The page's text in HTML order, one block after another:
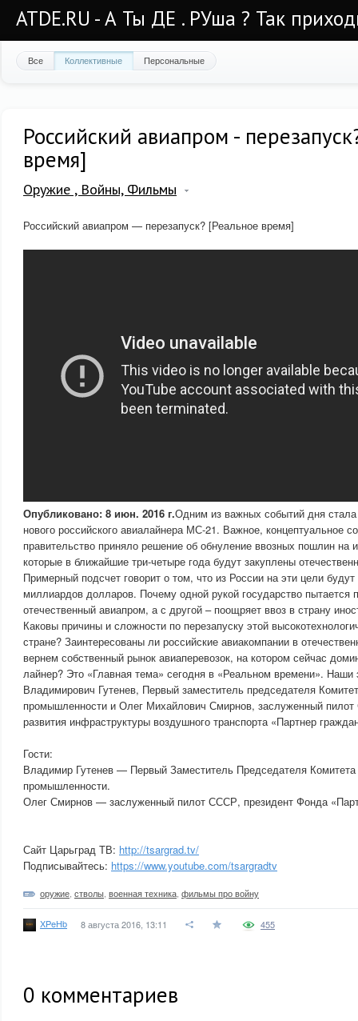
ATDE.RU - А Ты ДЕ . РУша ? Так
Все Коллективные Персональные
Российский авиапром -
время]
Оружие , Войны, Фильмы
Российский авиапром — перезапуск? [Реальное время]
Опубликовано: 8 июн. 2016 г.Одним из важных событий дня стала
нового российского авиалайнера МС-21. Важное, концептуальное
правительство приняло решение об обнуление ввозных пошлин на
которые в ближайшие три-четыре года будут закуплены
Примерный подсчет говорит о том, что из России на эти цели
миллиардов долларов. Почему одной рукой государство пытается
отечественный авиапром, а с другой – поощряет ввоз в страну
Каковы причины и сложности по перезапуску этой
стране? Заинтересованы ли российские авиакомпании в
вернем собственный рынок авиаперевозок, на котором сейчас
лайнер? Это «Главная тема» сегодня в «Реальном времени».
Владимирович Гутенев, Первый заместитель председателя
промышленности и Олег Михайлович Смирнов, заслуженный
развития инфраструктуры воздушного транспорта «Партнер
Гости:
Владимир Гутенев — Первый Заместитель Председателя
промышленности.
Олег Смирнов — заслуженный пилот СССР, президент Фонда
Сайт Царьград ТВ: http://tsargrad.tv/
Подписывайтесь: https://www.youtube.com/tsargradtv
оружие стволы военная техника фильмы про войну
XPeHb 8 августа 2016, 13:11 455
0 комментариев